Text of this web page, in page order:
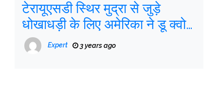
टेरायूएसडी स्थिर मुद्रा से जुड़े
धोखाधड़ी के लिए अमेरिका ने डू क्वोन
पर मुकदमा दायर किया
Expert 3 years ago